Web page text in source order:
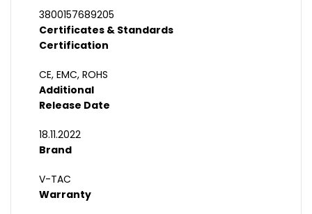
3800157689205
Certificates & Standards
Certification
CE, EMC, ROHS
Additional
Release Date
18.11.2022
Brand
V-TAC
Warranty